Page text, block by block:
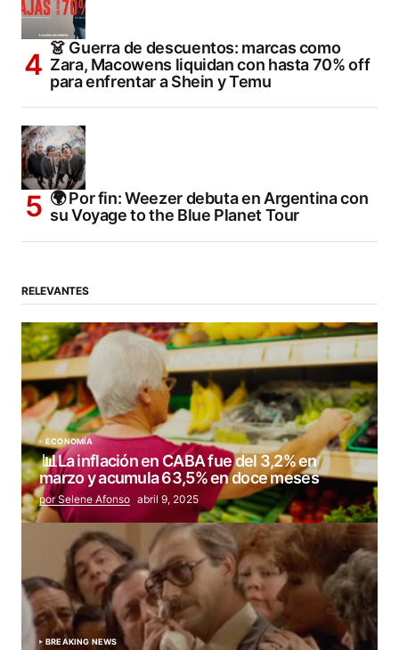
👗 Guerra de descuentos: marcas como
Zara, Macowens liquidan con hasta 70% off
para enfrentar a Shein y Temu
🌍 Por fin: Weezer debuta en Argentina con
su Voyage to the Blue Planet Tour
RELEVANTES
ECONOMÍA
📊La inflación en CABA fue del 3,2% en
marzo y acumula 63,5% en doce meses
por Selene Afonso abril 9, 2025
BREAKING NEWS